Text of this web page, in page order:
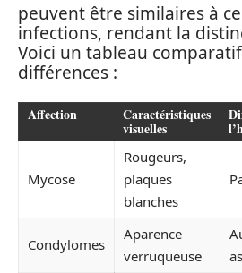
peuvent être similaires à
infections, rendant la
Voici un tableau
différences :
Affection Caractéristiques
visuelles
Mycose
Rougeurs,
plaques
blanches
Condylomes
Aparence
verruqueuse